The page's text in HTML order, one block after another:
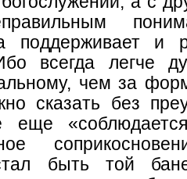
поддерживает и
всегда легче
чем за
сказать без
еще
быть той